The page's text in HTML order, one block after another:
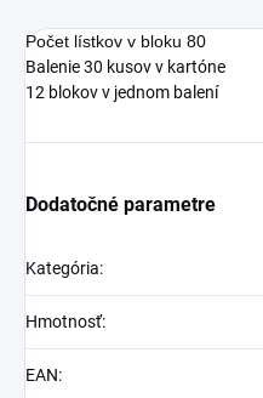
Počet lístkov v bloku 80
Balenie 30 kusov v kartóne
12 blokov v jednom balení
Dodatočné parametre
Kategória:
Hmotnosť:
EAN: